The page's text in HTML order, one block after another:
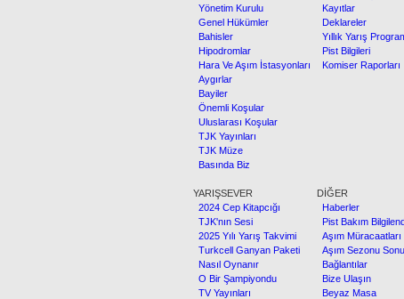
Yönetim Kurulu
Kayıtlar
Genel Hükümler
Deklareler
Bahisler
Yıllık Yarış
Hipodromlar
Pist Bilgileri
Hara Ve Aşım İstasyonları
Komiser Raporları
Aygırlar
Bayiler
Önemli Koşular
Uluslarası Koşular
TJK Yayınları
TJK Müze
Basında Biz
YARIŞSEVER
DİĞER
2024 Cep Kitapcığı
Haberler
TJK'nın Sesi
Pist Bakım
2025 Yılı Yarış Takvimi
Aşım Müracaatları
Turkcell Ganyan Paketi
Aşım Sezonu
Nasıl Oynanır
Bağlantılar
O Bir Şampiyondu
Bize Ulaşın
TV Yayınları
Beyaz Masa